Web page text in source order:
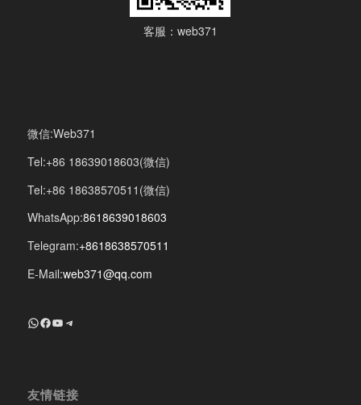
客服：web371
微信:Web371
Tel:+86 18639018603(微信)
Tel:+86 18638570511(微信)
WhatsApp:8618639018603
Telegram:+8618638570511
E-Mail:web371@qq.com
+8618639018603
Facebook
YouTube
Telegram
友情链接